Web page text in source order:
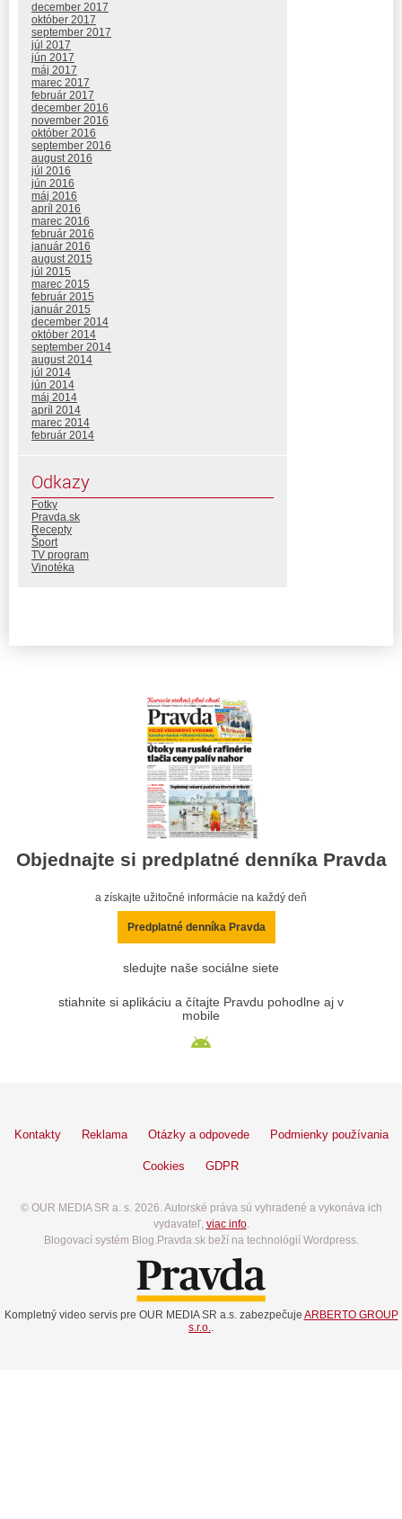
december 2017
október 2017
september 2017
júl 2017
jún 2017
máj 2017
marec 2017
február 2017
december 2016
november 2016
október 2016
september 2016
august 2016
júl 2016
jún 2016
máj 2016
apríl 2016
marec 2016
február 2016
január 2016
august 2015
júl 2015
marec 2015
február 2015
január 2015
december 2014
október 2014
september 2014
august 2014
júl 2014
jún 2014
máj 2014
apríl 2014
marec 2014
február 2014
Odkazy
Fotky
Pravda.sk
Recepty
Šport
TV program
Vinotéka
Objednajte si predplatné denníka Pravda
a získajte užitočné informácie na každý deň
Predplatné denníka Pravda
sledujte naše sociálne siete
stiahnite si aplikáciu a čítajte Pravdu pohodlne aj v
mobile
Kontakty Reklama Otázky a odpovede Podmienky používania
Cookies GDPR
© OUR MEDIA SR a. s. 2026. Autorské práva sú vyhradené a vykonáva ich
vydavateľ, viac info.
Blogovací systém Blog.Pravda.sk beží na technológií Wordpress.
Kompletný video servis pre OUR MEDIA SR a.s. zabezpečuje ARBERTO GROUP
s.r.o..